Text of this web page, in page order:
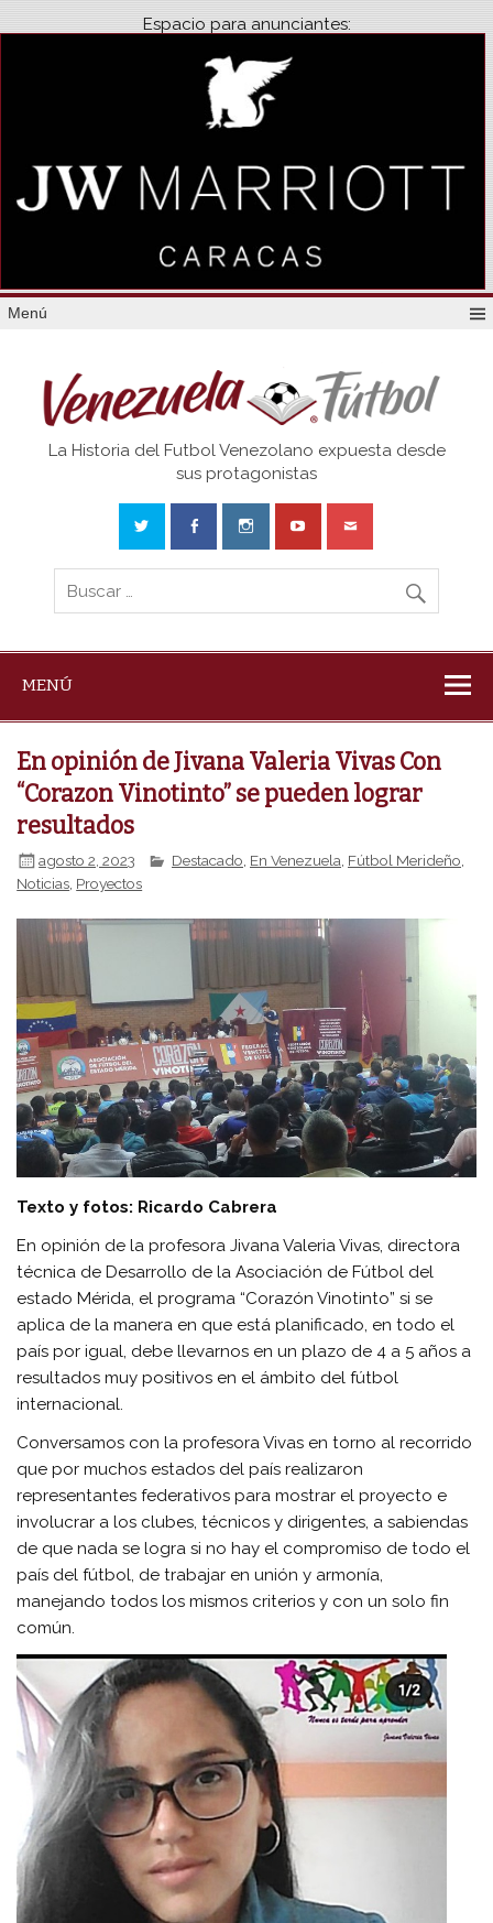
Espacio para anunciantes:
Menú
Venezuela
La Historia del Futbol Venezolano expuesta desde
sus protagonistas
MENÚ
En opinión de Jivana Valeria Vivas Con
“Corazon Vinotinto” se pueden lograr
resultados
agosto 2, 2023 Destacado En Venezuela Fútbol Merideño
Noticias, Proyectos
Texto y fotos: Ricardo Cabrera
En opinión de la profesora Jivana Valeria Vivas, directora
técnica de Desarrollo de la Asociación de Fútbol del
estado Mérida, el programa “Corazón Vinotinto” si se
aplica de la manera en que está planificado, en todo el
país por igual, debe llevarnos en un plazo de 4 a 5 años a
resultados muy positivos en el ámbito del fútbol
internacional.
Conversamos con la profesora Vivas en torno al recorrido
que por muchos estados del país realizaron
representantes federativos para mostrar el proyecto e
involucrar a los clubes, técnicos y dirigentes, a sabiendas
de que nada se logra si no hay el compromiso de todo el
país del fútbol, de trabajar en unión y armonía,
manejando todos los mismos criterios y con un solo fin
común.